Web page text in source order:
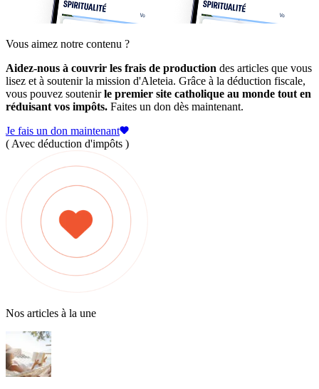
Vous aimez notre contenu ?
Aidez-nous à couvrir les frais de production des articles que vous
lisez et à soutenir la mission d'Aleteia. Grâce à la déduction fiscale,
vous pouvez soutenirle premier site catholique au monde tout en
réduisant vos impôts. Faites un don dès maintenant.
Je fais un don maintenant
( Avec déduction d'impôts )
Nos articles à la une